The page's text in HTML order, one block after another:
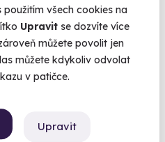
použitím všech cookies na
Upravit se dozvíte více
můžete povolit jen
můžete kdykoliv odvolat
v patičce.
Upravit